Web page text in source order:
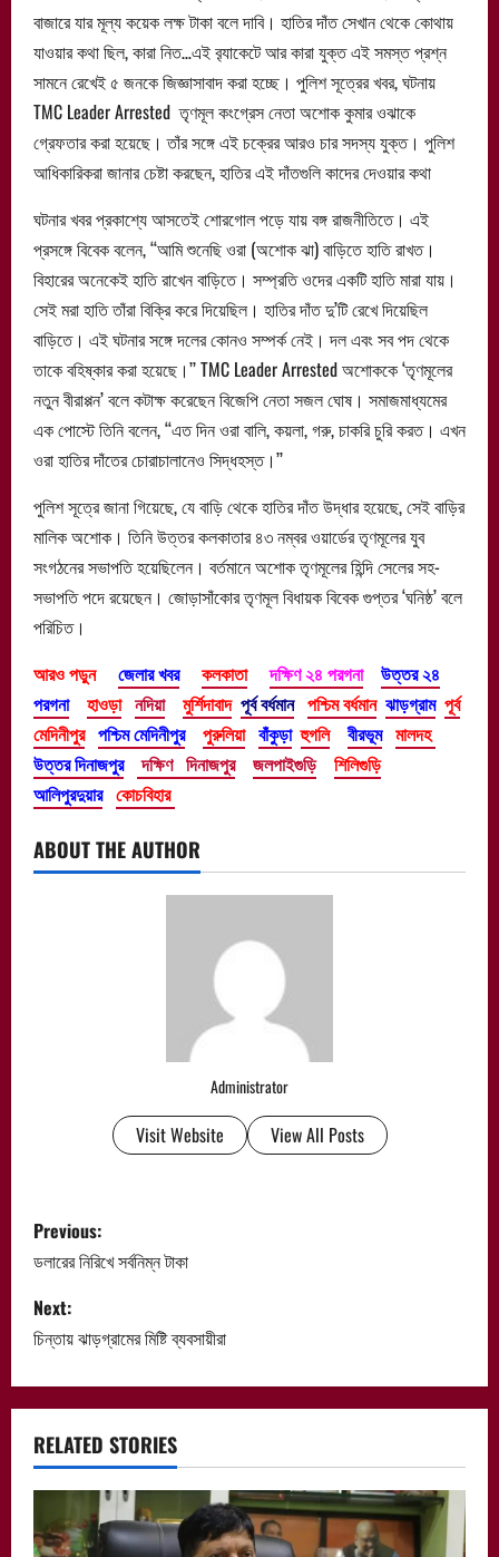
বাজারে যার মূল্য কয়েক লক্ষ টাকা বলে দাবি। হাতির দাঁত সেখান থেকে কোথায়
যাওয়ার কথা ছিল, কারা নিত…এই ব়্যাকেটে আর কারা যুক্ত এই সমস্ত প্রশ্ন
সামনে রেখেই ৫ জনকে জিজ্ঞাসাবাদ করা হচ্ছে। পুলিশ সূত্রের খবর, ঘটনায়
TMC Leader Arrested তৃণমূল কংগ্রেস নেতা অশোক কুমার ওঝাকে
গ্রেফতার করা হয়েছে। তাঁর সঙ্গে এই চক্রের আরও চার সদস্য যুক্ত। পুলিশ
আধিকারিকরা জানার চেষ্টা করছেন, হাতির এই দাঁতগুলি কাদের দেওয়ার কথা
ঘটনার খবর প্রকাশ্যে আসতেই শোরগোল পড়ে যায় বঙ্গ রাজনীতিতে। এই
প্রসঙ্গে বিবেক বলেন, ‘‘আমি শুনেছি ওরা (অশোক ঝা) বাড়িতে হাতি রাখত।
বিহারের অনেকেই হাতি রাখেন বাড়িতে। সম্প্রতি ওদের একটি হাতি মারা যায়।
সেই মরা হাতি তাঁরা বিক্রি করে দিয়েছিল। হাতির দাঁত দু’টি রেখে দিয়েছিল
বাড়িতে। এই ঘটনার সঙ্গে দলের কোনও সম্পর্ক নেই। দল এবং সব পদ থেকে
তাকে বহিষ্কার করা হয়েছে।’’ TMC Leader Arrested অশোককে ‘তৃণমূলের
নতুন বীরাপ্পন’ বলে কটাক্ষ করেছেন বিজেপি নেতা সজল ঘোষ। সমাজমাধ্যমের
এক পোস্টে তিনি বলেন, ‘‘এত দিন ওরা বালি, কয়লা, গরু, চাকরি চুরি করত। এখন
ওরা হাতির দাঁতের চোরাচালানেও সিদ্ধহস্ত।’’
পুলিশ সূত্রে জানা গিয়েছে, যে বাড়ি থেকে হাতির দাঁত উদ্ধার হয়েছে, সেই বাড়ির
মালিক অশোক। তিনি উত্তর কলকাতার ৪৩ নম্বর ওয়ার্ডের তৃণমূলের যুব
সংগঠনের সভাপতি হয়েছিলেন। বর্তমানে অশোক তৃণমূলের হিন্দি সেলের সহ-
সভাপতি পদে রয়েছেন। জোড়াসাঁকোর তৃণমূল বিধায়ক বিবেক গুপ্তর ‘ঘনিষ্ঠ’ বলে
পরিচিত।
আরও পড়ুন
জেলার খবর কলকাতা দক্ষিণ ২৪ পরগনা
উত্তর ২৪
পরগনা
হাওড়া নদিয়া মুর্শিদাবাদ পূর্ব বর্ধমান পশ্চিম বর্ধমান ঝাড়গ্রাম পূর্ব
মেদিনীপুর পশ্চিম মেদিনীপুর পুরুলিয়া বাঁকুড়া হুগলি বীরভূম মালদহ
উত্তর দিনাজপুর
দক্ষিণ দিনাজপুর জলপাইগুড়ি
শিলিগুড়ি
আলিপুরদুয়ার কোচবিহার
ABOUT THE AUTHOR
Administrator
Visit Website View All Posts
P
o
s
t
n
a
v
Previous:
ডলারের নিরিখে সর্বনিম্ন টাকা
Next:
চিন্তায় ঝাড়গ্রামের মিষ্টি ব্যবসায়ীরা
RELATED STORIES